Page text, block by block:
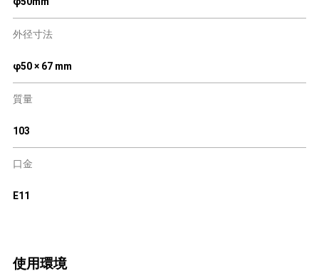
外径寸法
φ50 × 67 mm
質量
103
口金
E11
使用環境